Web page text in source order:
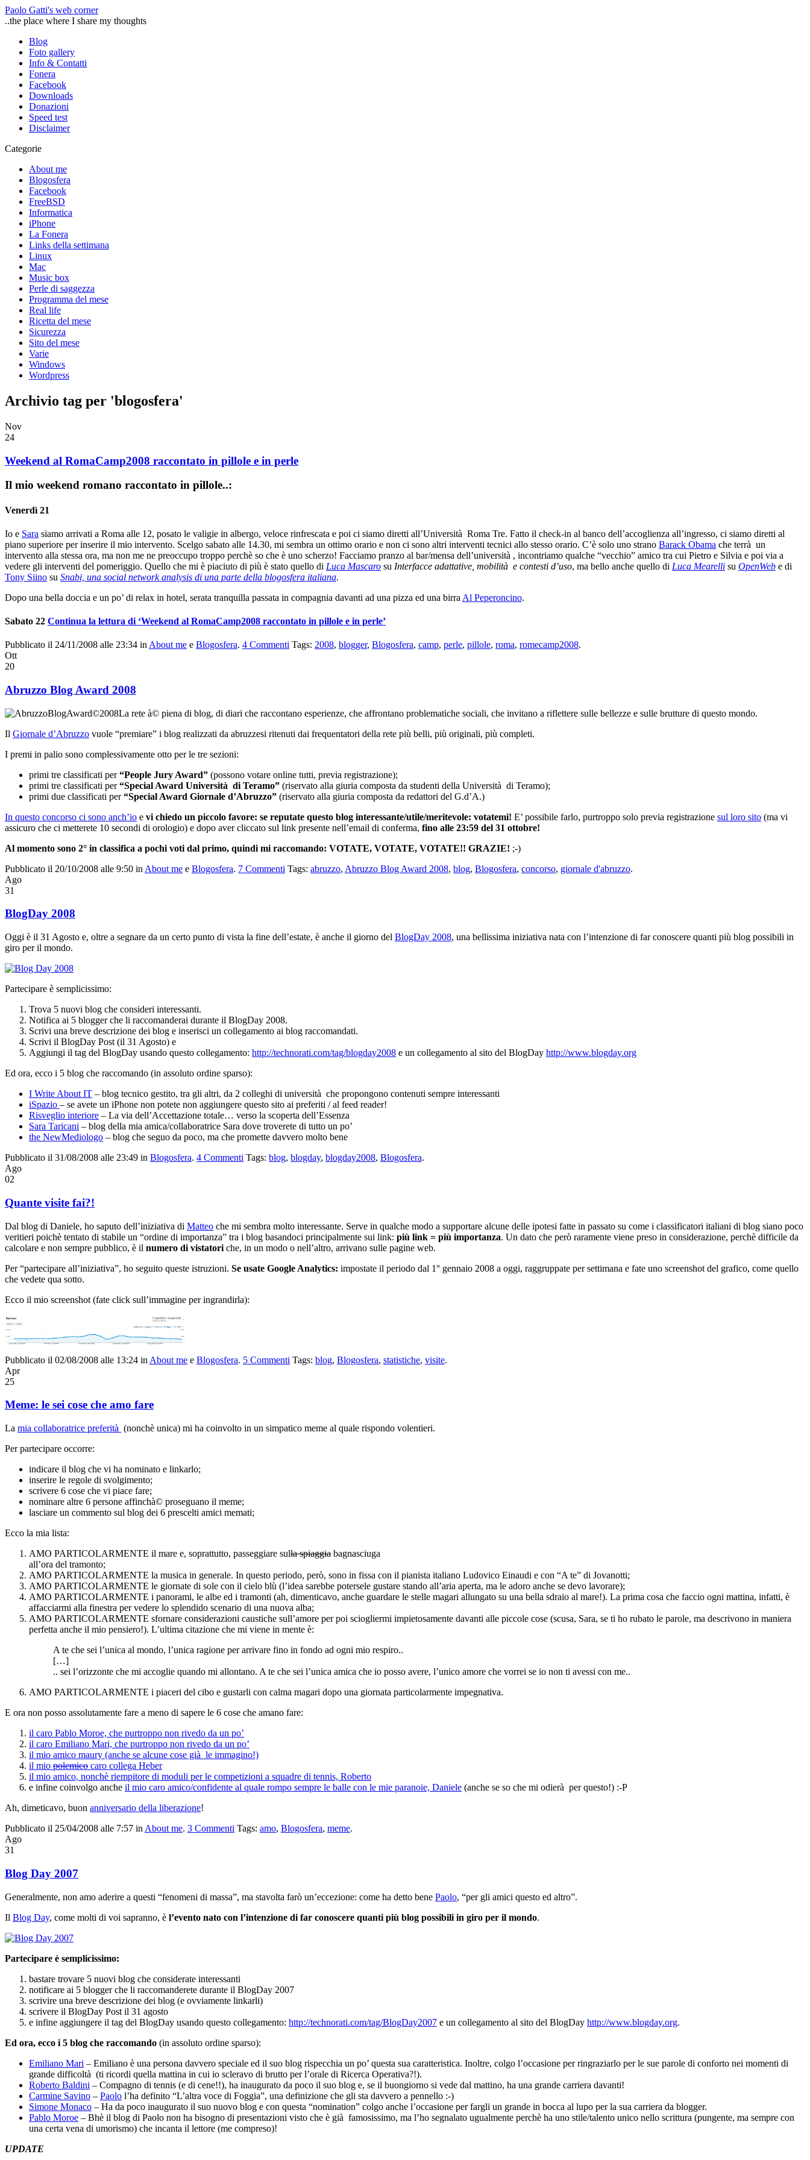
Paolo Gatti's web corner
..the place where I share my thoughts
Blog
Foto gallery
Info & Contatti
Fonera
Facebook
Downloads
Donazioni
Speed test
Disclaimer
Categorie
About me
Blogosfera
Facebook
FreeBSD
Informatica
iPhone
La Fonera
Links della settimana
Linux
Mac
Music box
Perle di saggezza
Programma del mese
Real life
Ricetta del mese
Sicurezza
Sito del mese
Varie
Windows
Wordpress
Archivio tag per 'blogosfera'
Nov
24
Weekend al RomaCamp2008 raccontato in pillole e in perle
Il mio weekend romano raccontato in pillole..:
Venerdì 21
Io e Sara siamo arrivati a Roma alle 12, posato le valigie in albergo, veloce rinfrescata e poi ci siamo diretti all’Università Roma Tre. Fatto il check-in al banco dell’accoglienza all’ingresso, ci siamo diretti al
piano superiore per inserire il mio intervento. Scelgo sabato alle 14.30, mi sembra un ottimo orario e non ci sono altri interventi tecnici allo stesso orario. C’è solo uno strano Barack Obama che terrà un
intervento alla stessa ora, ma non me ne preoccupo troppo perchè so che è uno scherzo! Facciamo pranzo al bar/mensa dell’università , incontriamo qualche “vecchio” amico tra cui Pietro e Silvia e poi via a
vedere gli interventi del pomeriggio. Quello che mi è piaciuto di più è stato quello di Luca Mascaro su Interfacce adattative, mobilità e contesti d’uso, ma bello anche quello di Luca Mearelli su OpenWeb e di
Tony Siino su Snabi, una social network analysis di una parte della blogosfera italiana.
Dopo una bella doccia e un po’ di relax in hotel, serata tranquilla passata in compagnia davanti ad una pizza ed una birra Al Peperoncino.
Sabato 22 Continua la lettura di ‘Weekend al RomaCamp2008 raccontato in pillole e in perle’
Pubblicato il 24/11/2008 alle 23:34 in About me e Blogosfera. 4 Commenti Tags: 2008, blogger, Blogosfera, camp, perle, pillole, roma, romecamp2008.
Ott
20
Abruzzo Blog Award 2008
La rete à© piena di blog, di diari che raccontano esperienze, che affrontano problematiche sociali, che invitano a riflettere sulle bellezze e sulle brutture di questo mondo.
Il Giornale d’Abruzzo vuole “premiare” i blog realizzati da abruzzesi ritenuti dai frequentatori della rete più belli, più originali, più completi.
I premi in palio sono complessivamente otto per le tre sezioni:
primi tre classificati per“People Jury Award” (possono votare online tutti, previa registrazione);
primi tre classificati per“Special Award Università di Teramo” (riservato alla giuria composta da studenti della Università di Teramo);
primi due classificati per“Special Award Giornale d’Abruzzo” (riservato alla giuria composta da redattori del G.d’A.)
In questo concorso ci sono anch’io e vi chiedo un piccolo favore: se reputate questo blog interessante/utile/meritevole: votatemi! E’ possibile farlo, purtroppo solo previa registrazione sul loro sito (ma vi
assicuro che ci metterete 10 secondi di orologio) e dopo aver cliccato sul link presente nell’email di conferma, fino alle 23:59 del 31 ottobre!
Al momento sono 2° in classifica a pochi voti dal primo, quindi mi raccomando: VOTATE, VOTATE, VOTATE!! GRAZIE! ;-)
Pubblicato il 20/10/2008 alle 9:50 in About me e Blogosfera. 7 Commenti Tags: abruzzo, Abruzzo Blog Award 2008, blog, Blogosfera, concorso, giornale d'abruzzo.
Ago
31
BlogDay 2008
Oggi è il 31 Agosto e, oltre a segnare da un certo punto di vista la fine dell’estate, è anche il giorno del BlogDay 2008, una bellissima iniziativa nata con l’intenzione di far conoscere quanti più blog possibili in
giro per il mondo.
Partecipare è semplicissimo:
Trova 5 nuovi blog che consideri interessanti.
Notifica ai 5 blogger che li raccomanderai durante il BlogDay 2008.
Scrivi una breve descrizione dei blog e inserisci un collegamento ai blog raccomandati.
Scrivi il BlogDay Post (il 31 Agosto) e
Aggiungi il tag del BlogDay usando questo collegamento: http://technorati.com/tag/blogday2008 e un collegamento al sito del BlogDay http://www.blogday.org
Ed ora, ecco i 5 blog che raccomando (in assoluto ordine sparso):
I Write About IT – blog tecnico gestito, tra gli altri, da 2 colleghi di università che propongono contenuti sempre interessanti
iSpazio – se avete un iPhone non potete non aggiungere questo sito ai preferiti / al feed reader!
Risveglio interiore – La via dell’Accettazione totale… verso la scoperta dell’Essenza
Sara Taricani – blog della mia amica/collaboratrice Sara dove troverete di tutto un po’
the NewMediologo – blog che seguo da poco, ma che promette davvero molto bene
Pubblicato il 31/08/2008 alle 23:49 in Blogosfera. 4 Commenti Tags: blog, blogday, blogday2008, Blogosfera.
Ago
02
Quante visite fai?!
Dal blog di Daniele, ho saputo dell’iniziativa di Matteo che mi sembra molto interessante. Serve in qualche modo a supportare alcune delle ipotesi fatte in passato su come i classificatori italiani di blog siano poco
veritieri poichè tentato di stabile un “ordine di importanza” tra i blog basandoci principalmente sui link: più link = più importanza. Un dato che però raramente viene preso in considerazione, perchè difficile da
calcolare e non sempre pubblico, è il numero di vistatori che, in un modo o nell’altro, arrivano sulle pagine web.
Per “partecipare all’iniziativa”, ho seguito queste istruzioni. Se usate Google Analytics: impostate il periodo dal 1° gennaio 2008 a oggi, raggruppate per settimana e fate uno screenshot del grafico, come quello
che vedete qua sotto.
Ecco il mio screenshot (fate click sull’immagine per ingrandirla):
Pubblicato il 02/08/2008 alle 13:24 in About me e Blogosfera. 5 Commenti Tags: blog, Blogosfera, statistiche, visite.
Apr
25
Meme: le sei cose che amo fare
La mia collaboratrice preferità (nonchè unica) mi ha coinvolto in un simpatico meme al quale rispondo volentieri.
Per partecipare occorre:
indicare il blog che vi ha nominato e linkarlo;
inserire le regole di svolgimento;
scrivere 6 cose che vi piace fare;
nominare altre 6 persone affinchà© proseguano il meme;
lasciare un commento sul blog dei 6 prescelti amici memati;
Ecco la mia lista:
AMO PARTICOLARMENTE il mare e, soprattutto, passeggiare sulla spiaggia bagnasciuga
all’ora del tramonto;
AMO PARTICOLARMENTE la musica in generale. In questo periodo, però, sono in fissa con il pianista italiano Ludovico Einaudi e con “A te” di Jovanotti;
AMO PARTICOLARMENTE le giornate di sole con il cielo blù (l’idea sarebbe potersele gustare stando all’aria aperta, ma le adoro anche se devo lavorare);
AMO PARTICOLARMENTE i panorami, le albe ed i tramonti (ah, dimenticavo, anche guardare le stelle magari allungato su una bella sdraio al mare!). La prima cosa che faccio ogni mattina, infatti, è
affacciarmi alla finestra per vedere lo splendido scenario di una nuova alba;
AMO PARTICOLARMENTE sfornare considerazioni caustiche sull’amore per poi sciogliermi impietosamente davanti alle piccole cose (scusa, Sara, se ti ho rubato le parole, ma descrivono in maniera
perfetta anche il mio pensiero!). L’ultima citazione che mi viene in mente è:
A te che sei l’unica al mondo, l’unica ragione per arrivare fino in fondo ad ogni mio respiro..
[…]
.. sei l’orizzonte che mi accoglie quando mi allontano. A te che sei l’unica amica che io posso avere, l’unico amore che vorrei se io non ti avessi con me..
AMO PARTICOLARMENTE i piaceri del cibo e gustarli con calma magari dopo una giornata particolarmente impegnativa.
E ora non posso assolutamente fare a meno di sapere le 6 cose che amano fare:
il caro Pablo Moroe, che purtroppo non rivedo da un po’
il caro Emiliano Mari, che purtroppo non rivedo da un po’
il mio amico maury (anche se alcune cose già le immagino!)
il mio polemico caro collega Heber
il mio amico, nonchè riempitore di moduli per le competizioni a squadre di tennis, Roberto
e infine coinvolgo anche il mio caro amico/confidente al quale rompo sempre le balle con le mie paranoie, Daniele (anche se so che mi odierà per questo!) :-P
Ah, dimeticavo, buon anniversario della liberazione!
Pubblicato il 25/04/2008 alle 7:57 in About me. 3 Commenti Tags: amo, Blogosfera, meme.
Ago
31
Blog Day 2007
Generalmente, non amo aderire a questi “fenomeni di massa”, ma stavolta farò un’eccezione: come ha detto bene Paolo, “per gli amici questo ed altro”.
Il Blog Day, come molti di voi sapranno, è l’evento nato con l’intenzione di far conoscere quanti più blog possibili in giro per il mondo.
Partecipare è semplicissimo:
bastare trovare 5 nuovi blog che considerate interessanti
notificare ai 5 blogger che li raccomanderete durante il BlogDay 2007
scrivire una breve descrizione dei blog (e ovviamente linkarli)
scrivere il BlogDay Post il 31 agosto
e infine aggiungere il tag del BlogDay usando questo collegamento: http://technorati.com/tag/BlogDay2007 e un collegamento al sito del BlogDay http://www.blogday.org.
Ed ora, ecco i 5 blog che raccomando (in assoluto ordine sparso):
Emiliano Mari – Emiliano è una persona davvero speciale ed il suo blog rispecchia un po’ questa sua caratteristica. Inoltre, colgo l’occasione per ringraziarlo per le sue parole di conforto nei momenti di
grande difficoltà (ti ricordi quella mattina in cui io scleravo di brutto per l’orale di Ricerca Operativa?!).
Roberto Baldini – Compagno di tennis (e di cene!!), ha inaugurato da poco il suo blog e, se il buongiorno si vede dal mattino, ha una grande carriera davanti!
Carmine Savino – Paolo l’ha definito “L’altra voce di Foggia”, una definizione che gli sta davvero a pennello :-)
Simone Monaco – Ha da poco inaugurato il suo nuovo blog e con questa “nomination” colgo anche l’occasione per fargli un grande in bocca al lupo per la sua carriera da blogger.
Pablo Moroe – Bhè il blog di Paolo non ha bisogno di presentazioni visto che è già famosissimo, ma l’ho segnalato ugualmente perchè ha uno stile/talento unico nello scrittura (pungente, ma sempre con
una certa vena di umorismo) che incanta il lettore (me compreso)!
UPDATE